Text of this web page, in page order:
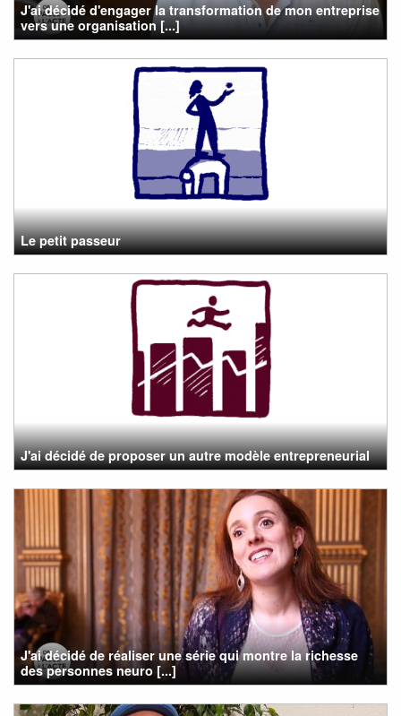
J'ai décidé d'engager la transformation de mon entreprise
vers une organisation [...]
Le petit passeur
J'ai décidé de proposer un autre modèle entrepreneurial
J'ai décidé de réaliser une série qui montre la richesse
des personnes neuro [...]